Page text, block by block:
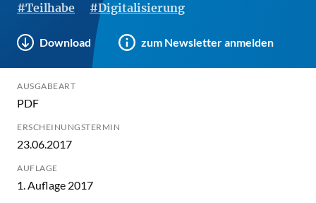
#Teilhabe #Digitalisierung
Download zum Newsletter anmelden
AUSGABEART
PDF
ERSCHEINUNGSTERMIN
23.06.2017
AUFLAGE
1. Auflage 2017